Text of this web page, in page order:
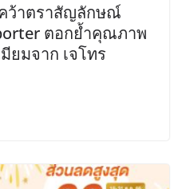
ว้าตราสัญลักษณ์
ตอกย้ำคุณภาพ
มจาก เจโทร